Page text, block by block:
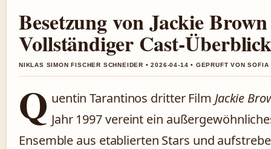
Besetzung von Jackie
Vollständiger Cast-
NIKLAS SIMON FISCHER SCHNEIDER • 2026-04-14 • GEPRUFT VON SOFIA
Q uentin Tarantinos dritter Film Jackie
Jahr 1997 vereint ein
Ensemble aus etablierten Stars und